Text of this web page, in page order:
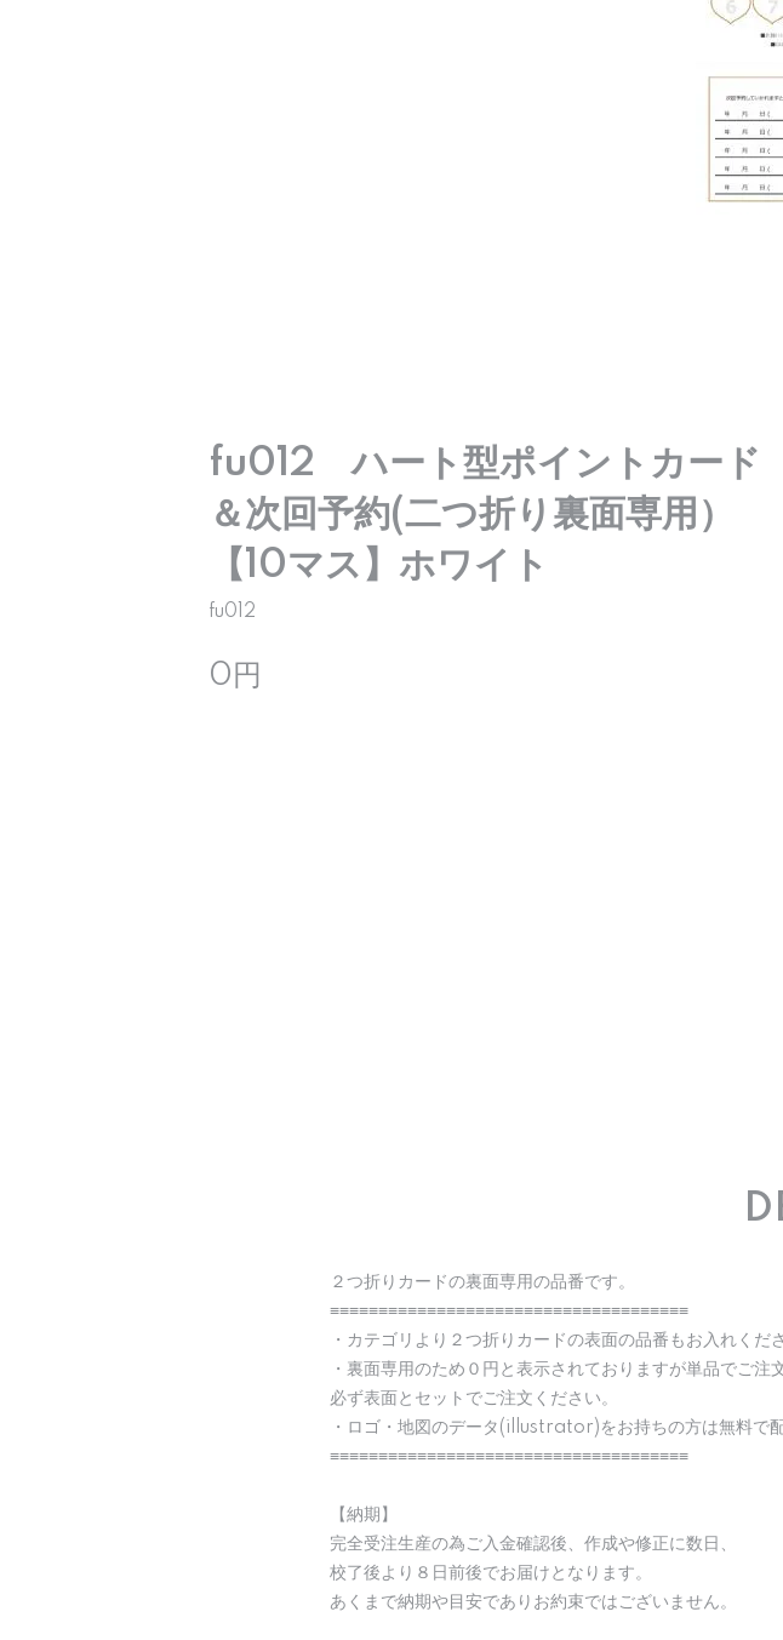
fu012 ハート型ポイントカード
＆次回予約(二つ折り裏面専用）
【10マス】ホワイト
fu012
0円
２つ折りカードの裏面専用の品番です。
≡≡≡≡≡≡≡≡≡≡≡≡≡≡≡≡≡≡≡≡≡≡≡≡≡≡≡≡≡≡≡≡≡≡≡≡≡
・カテゴリより２つ折りカードの表面の品番もお入れくださ
・裏面専用のため０円と表示されておりますが単品でご注
必ず表面とセットでご注文ください。
・ロゴ・地図のデータ(illustrator)をお持ちの方は無料で配
≡≡≡≡≡≡≡≡≡≡≡≡≡≡≡≡≡≡≡≡≡≡≡≡≡≡≡≡≡≡≡≡≡≡≡≡≡
【納期】
完全受注生産の為ご入金確認後、作成や修正に数日、
校了後より８日前後でお届けとなります。
あくまで納期や目安でありお約束ではございません。